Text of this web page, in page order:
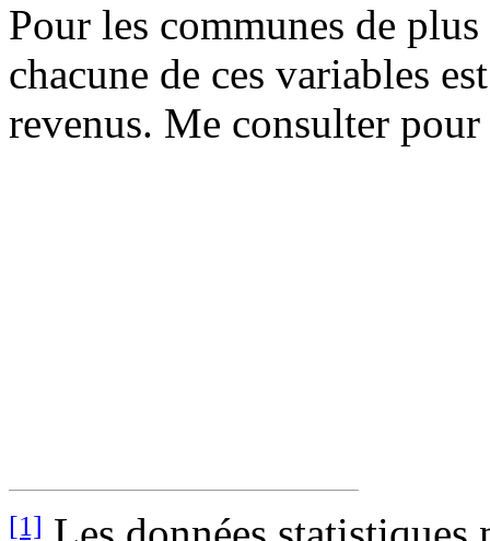
Pour les communes de
chacune de ces variables
revenus. Me consulter
[1]